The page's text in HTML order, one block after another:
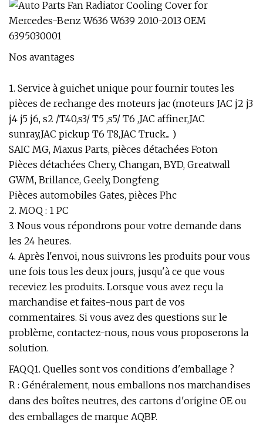
Nos avantages
1. Service à guichet unique pour fournir toutes les
pièces de rechange des moteurs jac (moteurs JAC j2 j3
j4 j5 j6, s2 /T40,s3/ T5 ,s5/ T6 ,JAC affiner,JAC
sunray,JAC pickup T6 T8,JAC Truck... )
SAIC MG, Maxus Parts, pièces détachées Foton
Pièces détachées Chery, Changan, BYD, Greatwall
GWM, Brillance, Geely, Dongfeng
Pièces automobiles Gates, pièces Phc
2. MOQ : 1 PC
3. Nous vous répondrons pour votre demande dans
les 24 heures.
4. Après l'envoi, nous suivrons les produits pour vous
une fois tous les deux jours, jusqu'à ce que vous
receviez les produits. Lorsque vous avez reçu la
marchandise et faites-nous part de vos
commentaires. Si vous avez des questions sur le
problème, contactez-nous, nous vous proposerons la
solution.
FAQQ1. Quelles sont vos conditions d'emballage ?
R : Généralement, nous emballons nos marchandises
dans des boîtes neutres, des cartons d'origine OE ou
des emballages de marque AQBP.